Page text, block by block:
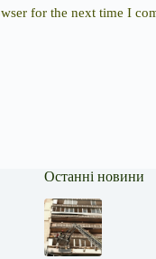
for the next time I
Останні новини